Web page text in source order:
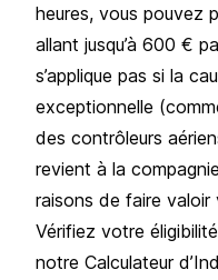
heures, vous pouvez
allant jusqu’à 600 €
s’applique pas si la
exceptionnelle
des contrôleurs
revient à la
raisons de faire valoir
Vérifiez votre
notre Calculateur